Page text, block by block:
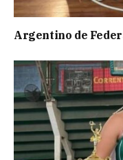
Argentino de